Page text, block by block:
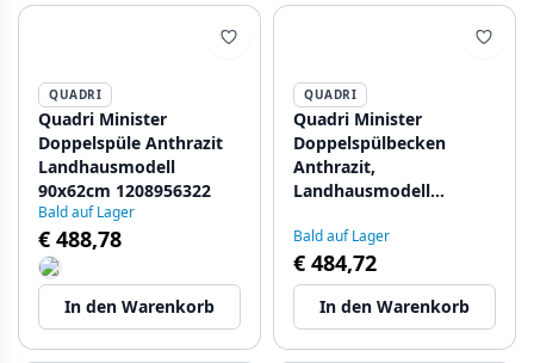
QUADRI
Quadri Minister
Doppelspüle Anthrazit
Landhausmodell
90x62cm 1208956322
Bald auf Lager
€ 488,78
In den Warenkorb
QUADRI
Quadri Minister
Doppelspülbecken
Anthrazit,
Landhausmodell
schwarzem Stecker
1208956326
Bald auf Lager
€ 484,72
In den Warenkorb